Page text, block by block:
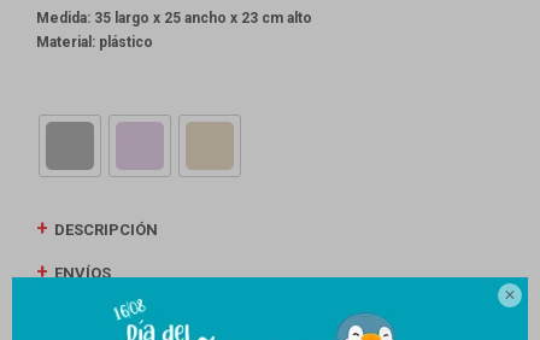

Medida: 35 largo x 25 ancho x 23 cm alto
Material: plástico
DESCRIPCIÓN
ENVÍOS
CAMBIOS Y DEVOLUCIONES